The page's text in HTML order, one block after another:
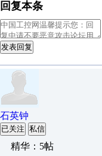
回复本条
发表回复
石英钟
已关注 私信
精华：5帖